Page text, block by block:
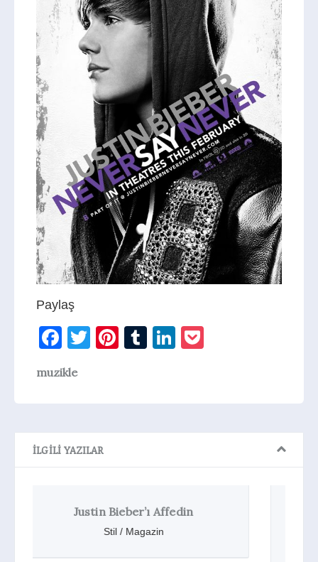
Paylaş
Facebook
TwitterPinterest
TumblrLinkedIn
muzikle
İLGILI YAZILAR
Justin Bieber’dan Yeni Parfüm:
Someday